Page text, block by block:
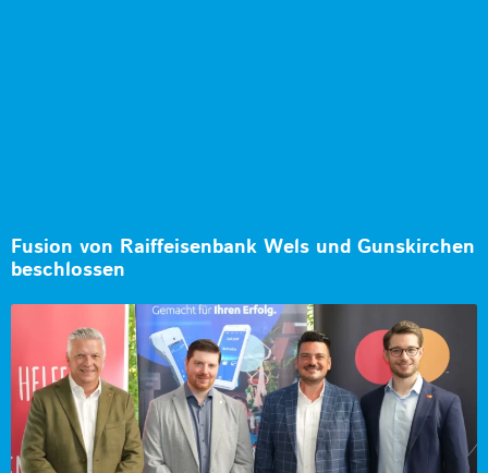
Fusion von Raiffeisenbank Wels und Gunskirchen
beschlossen